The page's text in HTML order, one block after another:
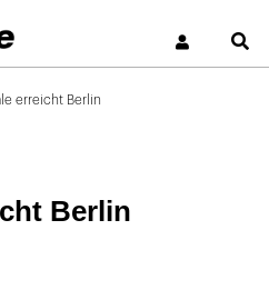
erreicht Berlin
Berlin